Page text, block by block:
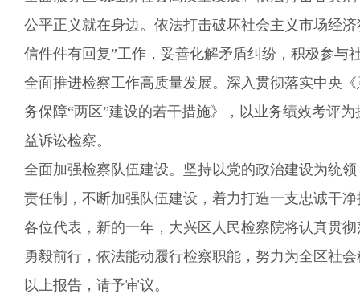
公平正义就在身边。依法打击破坏社会主义市场经
信件件有回复”工作， 妥善化解矛盾纠纷 ，积极参与
全面推进检察工作高质量发展。 深入贯彻落实中央
务保障“两区”建设的若干措施》，以业务绩效考评为
益诉讼检察。
全面加强检察队伍建设。 坚持以党的政治建设为统领
责任制， 不断加强队伍建设， 着力打造一支忠诚干
各位代表， 新的一年 ， 大兴区人民检察院将认真贯
勇毅前行 ， 依法能动履行检察职能， 努力为全区社会
以上报告，请予审议。